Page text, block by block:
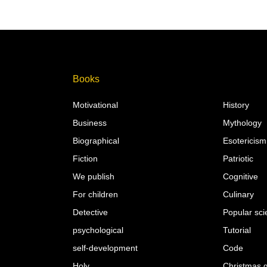
Books
Motivational
Business
Biographical
Fiction
We publish
For children
Detective
psychological
self-development
History
Mythology
Esotericism
Patriotic
Cognitive
Culinary
Popular
Tutorial
Code